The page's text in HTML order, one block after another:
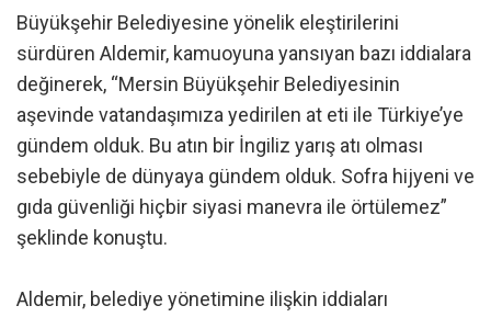
Büyükşehir Belediyesine yönelik eleştirilerini
sürdüren Aldemir, kamuoyuna yansıyan bazı iddialara
değinerek, “Mersin Büyükşehir Belediyesinin
aşevinde vatandaşımıza yedirilen at eti ile Türkiye’ye
gündem olduk. Bu atın bir İngiliz yarış atı olması
sebebiyle de dünyaya gündem olduk. Sofra hijyeni ve
gıda güvenliği hiçbir siyasi manevra ile örtülemez”
şeklinde konuştu.
Aldemir, belediye yönetimine ilişkin iddiaları